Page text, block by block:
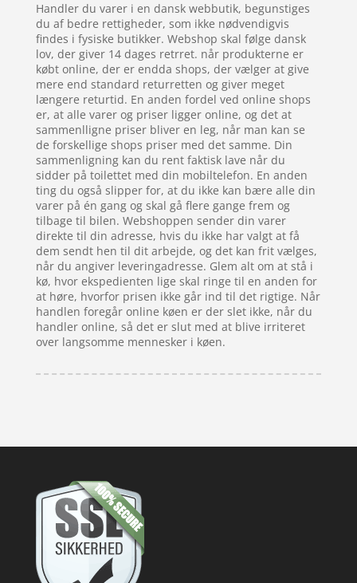
Handler du varer i en dansk webbutik, begunstiges
du af bedre rettigheder, som ikke nødvendigvis
findes i fysiske butikker. Webshop skal følge dansk
lov, der giver 14 dages retrret. når produkterne er
købt online, der er endda shops, der vælger at give
mere end standard returretten og giver meget
længere returtid. En anden fordel ved online shops
er, at alle varer og priser ligger online, og det at
sammenlligne priser bliver en leg, når man kan se
de forskellige shops priser med det samme. Din
sammenligning kan du rent faktisk lave når du
sidder på toilettet med din mobiltelefon. En anden
ting du også slipper for, at du ikke kan bære alle din
varer på én gang og skal gå flere gange frem og
tilbage til bilen. Webshoppen sender din varer
direkte til din adresse, hvis du ikke har valgt at få
dem sendt hen til dit arbejde, og det kan frit vælges,
når du angiver leveringadresse. Glem alt om at stå i
kø, hvor ekspedienten lige skal ringe til en anden for
at høre, hvorfor prisen ikke går ind til det rigtige. Når
handlen foregår online køen er der slet ikke, når du
handler online, så det er slut med at blive irriteret
over langsomme mennesker i køen.